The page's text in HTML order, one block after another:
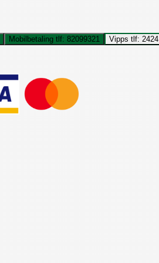
Mobilbetaling tlf: 82099321 Vipps tlf: